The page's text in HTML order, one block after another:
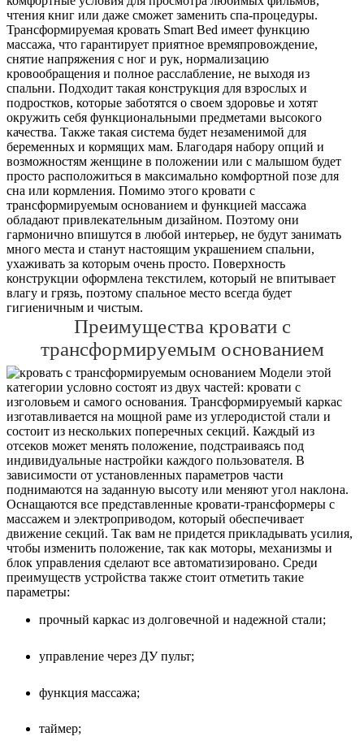
чтения книг или даже сможет заменить спа-процедуры.
Трансформируемая кровать Smart Bed имеет функцию
массажа, что гарантирует приятное времяпровождение,
снятие напряжения с ног и рук, нормализацию
кровообращения и полное расслабление, не выходя из
спальни. Подходит такая конструкция для взрослых и
подростков, которые заботятся о своем здоровье и хотят
окружить себя функциональными предметами высокого
качества. Также такая система будет незаменимой для
беременных и кормящих мам. Благодаря набору опций и
возможностям женщине в положении или с малышом будет
просто расположиться в максимально комфортной позе для
сна или кормления. Помимо этого кровати с
трансформируемым основанием и функцией массажа
обладают привлекательным дизайном. Поэтому они
гармонично впишутся в любой интерьер, не будут занимать
много места и станут настоящим украшением спальни,
ухаживать за которым очень просто. Поверхность
конструкции оформлена текстилем, который не впитывает
влагу и грязь, поэтому спальное место всегда будет
гигиеничным и чистым.
Преимущества кровати с
трансформируемым основанием
Модели этой
категории условно состоят из двух частей: кровати с
изголовьем и самого основания. Трансформируемый каркас
изготавливается на мощной раме из углеродистой стали и
состоит из нескольких поперечных секций. Каждый из
отсеков может менять положение, подстраиваясь под
индивидуальные настройки каждого пользователя. В
зависимости от установленных параметров части
поднимаются на заданную высоту или меняют угол наклона.
Оснащаются все представленные кровати-трансформеры с
массажем и электроприводом, который обеспечивает
движение секций. Так вам не придется прикладывать усилия,
чтобы изменить положение, так как моторы, механизмы и
блок управления сделают все автоматизировано. Среди
преимуществ устройства также стоит отметить такие
параметры:
прочный каркас из долговечной и надежной стали;
управление через ДУ пульт;
функция массажа;
таймер;